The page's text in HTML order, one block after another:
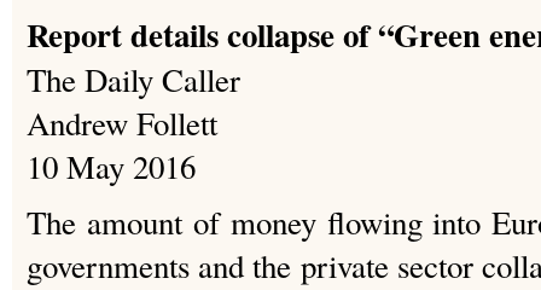
Report details collapse of “Green
The Daily Caller
Andrew Follett
10 May 2016
The amount of money flowing into
governments and the private sector